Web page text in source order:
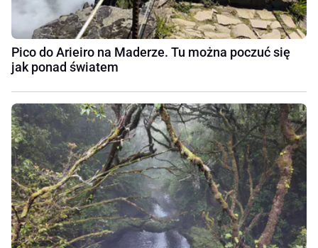
Pico do Arieiro na Maderze. Tu można poczuć się
jak ponad światem